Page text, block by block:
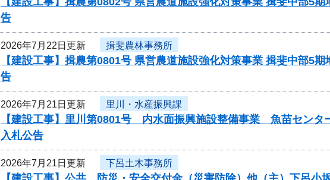
告
2026年7月22日更新 揖斐農林事務所
【建設工事】揖農第0801号 県営農道施設強化対策事業 揖斐中部5
告
2026年7月21日更新 里川・水産振興課
【建設工事】里川第0801号 内水面振興施設整備事業 魚苗センタ
入札公告
2026年7月21日更新 下呂土木事務所